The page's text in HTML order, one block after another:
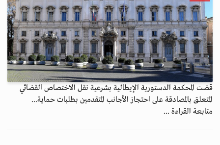
قضت المحكمة الدستورية الإيطالية بشرعية نقل الاختصاص القضائي
المتعلق بالمصادقة على احتجاز الأجانب المتقدمين بطلبات حماية...
متابعة القراءة ...